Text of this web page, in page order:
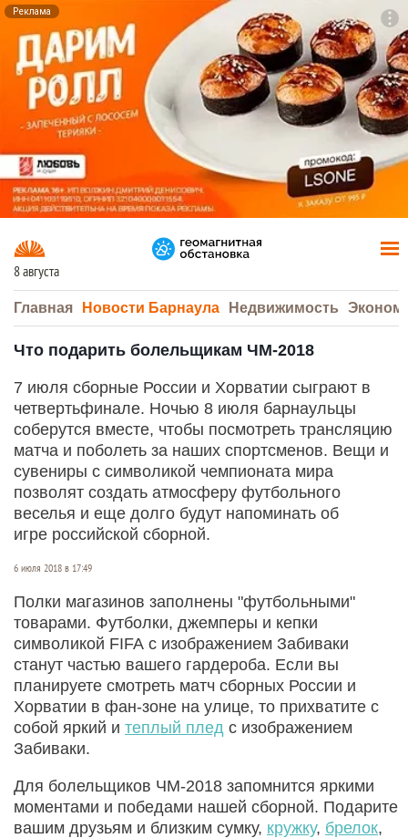
Реклама
8 августа
Главная Новости Барнаула Недвижимость
Что подарить болельщикам ЧМ-2018
7 июля сборные России и Хорватии сыграют в
четвертьфинале. Ночью 8 июля барнаульцы
соберутся вместе, чтобы посмотреть трансляцию
матча и поболеть за наших спортсменов. Вещи и
сувениры с символикой чемпионата мира
позволят создать атмосферу футбольного
веселья и еще долго будут напоминать об
игре российской сборной.
6 июля 2018 в 17:49
Полки магазинов заполнены "футбольными"
товарами. Футболки, джемперы и кепки
символикой FIFA с изображением Забиваки
станут частью вашего гардероба. Если вы
планируете смотреть матч сборных России и
Хорватии в фан-зоне на улице, то прихватите с
собой яркий и теплый плед с изображением
Забиваки.
Для болельщиков ЧМ-2018 запомнится яркими
моментами и победами нашей сборной. Подарите
вашим друзьям и близким сумку, кружку, брелок,